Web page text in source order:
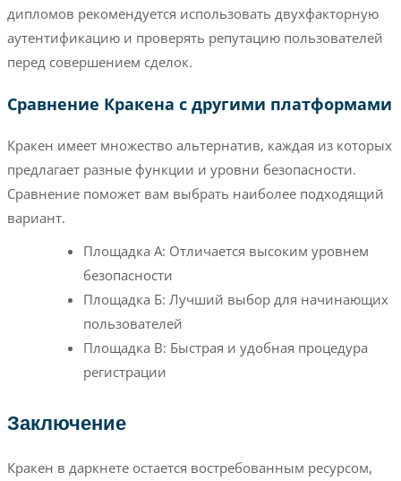
дипломов рекомендуется использовать двухфакторную
аутентификацию и проверять репутацию пользователей
перед совершением сделок.
Сравнение Кракена с другими платформами
Кракен имеет множество альтернатив, каждая из которых
предлагает разные функции и уровни безопасности.
Сравнение поможет вам выбрать наиболее подходящий
вариант.
Площадка А: Отличается высоким уровнем
безопасности
Площадка Б: Лучший выбор для начинающих
пользователей
Площадка В: Быстрая и удобная процедура
регистрации
Заключение
Кракен в даркнете остается востребованным ресурсом,